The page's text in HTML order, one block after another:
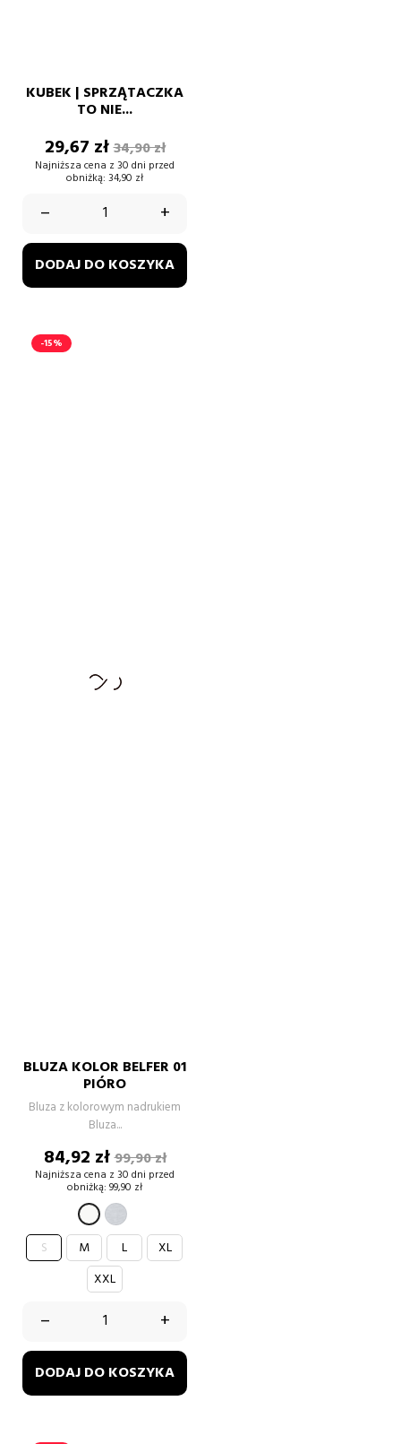
KUBEK | SPRZĄTACZKA
TO NIE...
Cena
29,67 złCena
podstawowa
34,90 zł
Najniższa cena z 30 dni przed
obniżką: 34,90 zł
– +
DODAJ DO KOSZYKA
-15%
BLUZA KOLOR BELFER 01
PIÓRO
Bluza z kolorowym nadrukiem
Bluza...
Cena
84,92 złCena
podstawowa
99,90 zł
Najniższa cena z 30 dni przed
obniżką: 99,90 zł
BIAŁYSZARY
S
M L
XL
XXL
– +
DODAJ DO KOSZYKA